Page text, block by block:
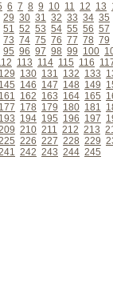
6 7 8 9 10 11 12 13
29 30 31 32 33 34 35
51 52 53 54 55 56 57
73 74 75 76 77 78 79
95 96 97 98 99 100
113 114 115 116
129 130 131 132 133
145 146 147 148 149
161 162 163 164 165
177 178 179 180 181
193 194 195 196 197
210 211 212 213
226 227 228 229
242 243 244 245